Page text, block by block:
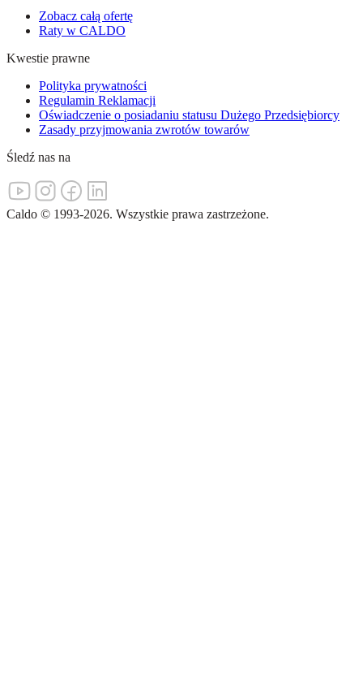
Zobacz całą ofertę
Raty w CALDO
Kwestie prawne
Polityka prywatności
Regulamin Reklamacji
Oświadczenie o posiadaniu statusu Dużego Przedsiębiorcy
Zasady przyjmowania zwrotów towarów
Śledź nas na
Caldo © 1993-2026. Wszystkie prawa zastrzeżone.